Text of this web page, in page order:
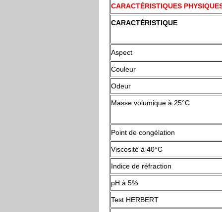
CARACTÉRISTIQUES
CARACTÉRISTIQUE
Aspect
Couleur
Odeur
Masse volumique à 25°C
Point de congélation
Viscosité à 40°C
Indice de réfraction
pH à 5%
Test HERBERT